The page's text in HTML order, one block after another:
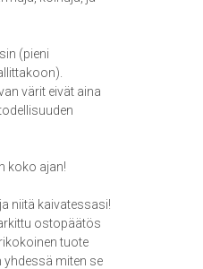
(pieni
värit eivät aina
koko ajan!
niitä kaivatessasi!
ostopäätös
tuote
yhdessä miten se